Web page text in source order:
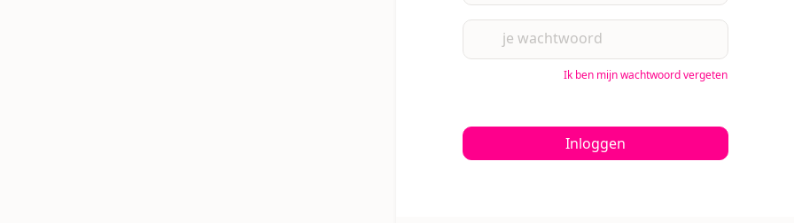
je wachtwoord
Ik ben mijn wachtwoord vergeten
Inloggen